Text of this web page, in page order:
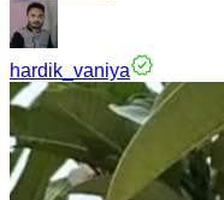
hardik_vaniya